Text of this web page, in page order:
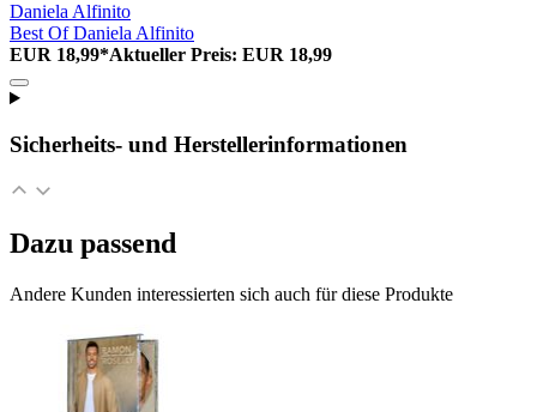
Daniela Alfinito
Best Of Daniela Alfinito
EUR 18,99*Aktueller Preis: EUR 18,99
Sicherheits- und Herstellerinformationen
Dazu passend
Andere Kunden interessierten sich auch für diese Produkte